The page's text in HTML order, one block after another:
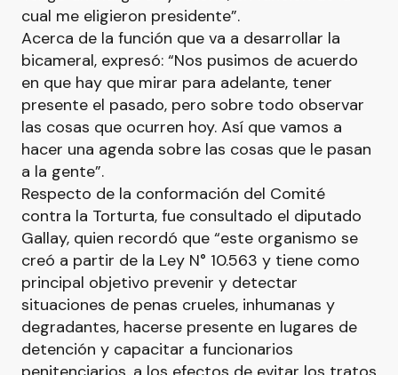
cual me eligieron presidente”.
Acerca de la función que va a desarrollar la
bicameral, expresó: “Nos pusimos de acuerdo
en que hay que mirar para adelante, tener
presente el pasado, pero sobre todo observar
las cosas que ocurren hoy. Así que vamos a
hacer una agenda sobre las cosas que le pasan
a la gente”.
Respecto de la conformación del Comité
contra la Torturta, fue consultado el diputado
Gallay, quien recordó que “este organismo se
creó a partir de la Ley N° 10.563 y tiene como
principal objetivo prevenir y detectar
situaciones de penas crueles, inhumanas y
degradantes, hacerse presente en lugares de
detención y capacitar a funcionarios